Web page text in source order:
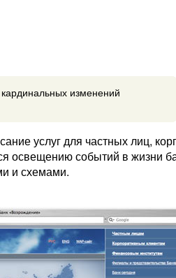
изменений
услуг для частных лиц,
освещению событий в жизни
и схемами.